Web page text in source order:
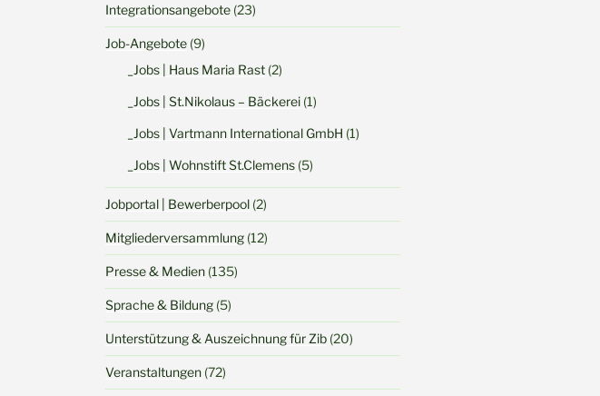
Integrationsangebote(23)
Job-Angebote(9)
_Jobs | Haus Maria Rast(2)
_Jobs | St.Nikolaus – Bäckerei(1)
_Jobs | Vartmann International GmbH (1)
_Jobs | Wohnstift St.Clemens(5)
Jobportal | Bewerberpool(2)
Mitgliederversammlung(12)
Presse & Medien(135)
Sprache & Bildung(5)
Unterstützung & Auszeichnung für Zib(20)
Veranstaltungen(72)